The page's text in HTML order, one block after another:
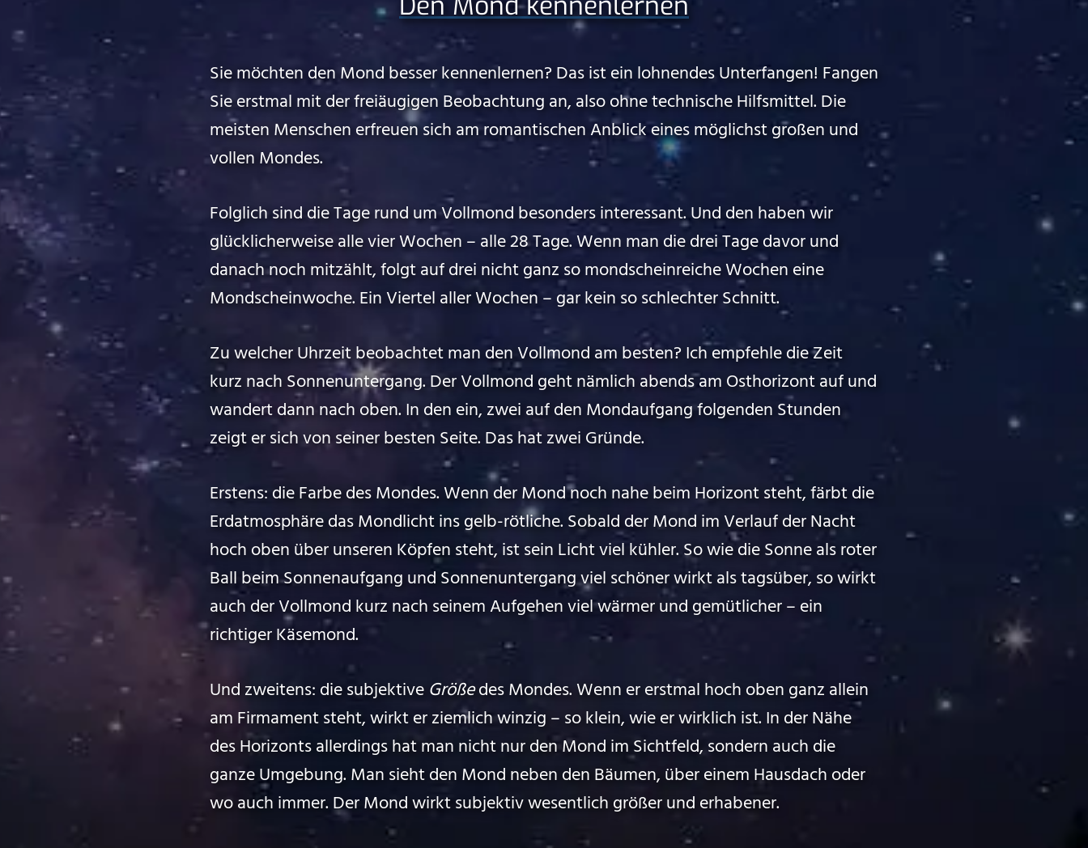
Sie möchten den Mond besser kennenlernen? Das ist ein lohnendes Unterfangen! Fangen
Sie erstmal mit der freiäugigen Beobachtung an, also ohne technische Hilfsmittel. Die
meisten Menschen erfreuen sich am romantischen Anblick eines möglichst großen und
vollen Mondes.
Folglich sind die Tage rund um Vollmond besonders interessant. Und den haben wir
glücklicherweise alle vier Wochen – alle 28 Tage. Wenn man die drei Tage davor und
danach noch mitzählt, folgt auf drei nicht ganz so mondscheinreiche Wochen eine
Mondscheinwoche. Ein Viertel aller Wochen – gar kein so schlechter Schnitt.
Zu welcher Uhrzeit beobachtet man den Vollmond am besten? Ich empfehle die Zeit
kurz nach Sonnenuntergang. Der Vollmond geht nämlich abends am Osthorizont auf und
wandert dann nach oben. In den ein, zwei auf den Mondaufgang folgenden Stunden
zeigt er sich von seiner besten Seite. Das hat zwei Gründe.
Erstens: die Farbe des Mondes. Wenn der Mond noch nahe beim Horizont steht, färbt die
Erdatmosphäre das Mondlicht ins gelb-rötliche. Sobald der Mond im Verlauf der Nacht
hoch oben über unseren Köpfen steht, ist sein Licht viel kühler. So wie die Sonne als roter
Ball beim Sonnenaufgang und Sonnenuntergang viel schöner wirkt als tagsüber, so wirkt
auch der Vollmond kurz nach seinem Aufgehen viel wärmer und gemütlicher – ein
richtiger Käsemond.
Und zweitens: die subjektive Größedes Mondes. Wenn er erstmal hoch oben ganz allein
am Firmament steht, wirkt er ziemlich winzig – so klein, wie er wirklich ist. In der Nähe
des Horizonts allerdings hat man nicht nur den Mond im Sichtfeld, sondern auch die
ganze Umgebung. Man sieht den Mond neben den Bäumen, über einem Hausdach oder
wo auch immer. Der Mond wirkt subjektiv wesentlich größer und erhabener.